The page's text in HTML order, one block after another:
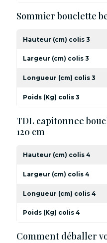
Sommier bouclette
Hauteur (cm) colis 3
Largeur (cm) colis 3
Longueur (cm) colis 3
Poids (Kg) colis 3
TDL capitonnee
120 cm
Hauteur (cm) colis 4
Largeur (cm) colis 4
Longueur (cm) colis 4
Poids (Kg) colis 4
Comment déballer